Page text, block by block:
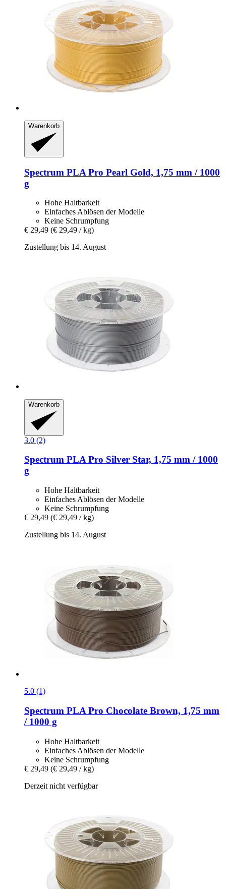
Warenkorb
Spectrum PLA Pro Pearl Gold, 1,75 mm / 1000
g
Hohe Haltbarkeit
Einfaches Ablösen der Modelle
Keine Schrumpfung
€ 29,49 (€ 29,49 / kg)
Zustellung bis 14. August
Warenkorb
3.0 (2)
Spectrum PLA Pro Silver Star, 1,75 mm / 1000
g
Hohe Haltbarkeit
Einfaches Ablösen der Modelle
Keine Schrumpfung
€ 29,49 (€ 29,49 / kg)
Zustellung bis 14. August
5.0 (1)
Spectrum PLA Pro Chocolate Brown, 1,75 mm
/ 1000 g
Hohe Haltbarkeit
Einfaches Ablösen der Modelle
Keine Schrumpfung
€ 29,49 (€ 29,49 / kg)
Derzeit nicht verfügbar